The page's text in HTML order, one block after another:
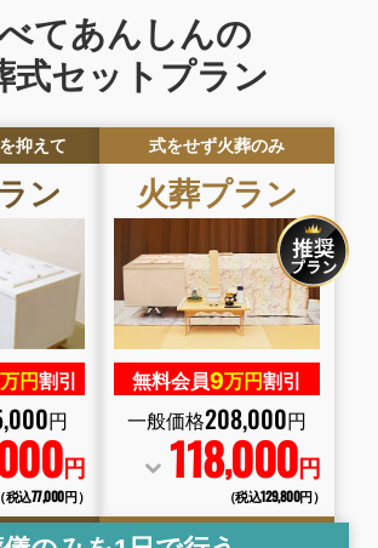
てあんしんの
式セットプラン
抑えて
ン
万円割引
,000円
円
（税込77,000円）
式をせず火葬のみ
火葬プラン
無料会員9万円割引
一般価格208,000円
118,000円
（税込129,800円）